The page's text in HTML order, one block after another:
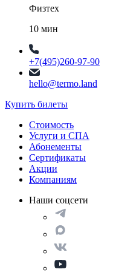
Физтех
10 мин
+7(495)260-97-90
hello@termo.land
Купить билеты
Стоимость
Услуги и СПА
Абонементы
Сертификаты
Акции
Компаниям
Наши соцсети